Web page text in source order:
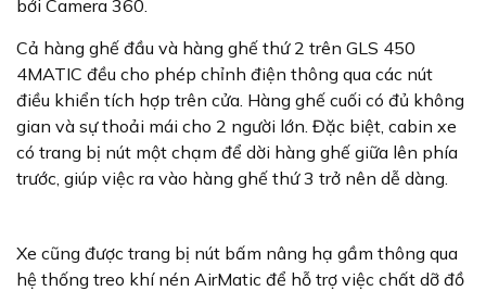
bởi Camera 360.
Cả hàng ghế đầu và hàng ghế thứ 2 trên GLS 450
4MATIC đều cho phép chỉnh điện thông qua các nút
điều khiển tích hợp trên cửa. Hàng ghế cuối có đủ không
gian và sự thoải mái cho 2 người lớn. Đặc biệt, cabin xe
có trang bị nút một chạm để dời hàng ghế giữa lên phía
trước, giúp việc ra vào hàng ghế thứ 3 trở nên dễ dàng.
Xe cũng được trang bị nút bấm nâng hạ gầm thông qua
hệ thống treo khí nén AirMatic để hỗ trợ việc chất dỡ đồ